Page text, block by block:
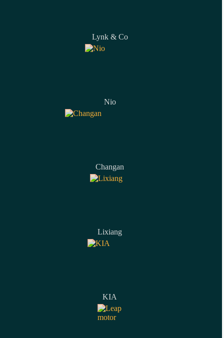
Lynk & Co
Nio
Changan
Lixiang
KIA